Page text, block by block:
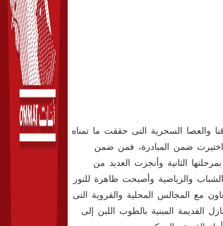
والعصا السحرية التى حققت ما تمناه
اختيرت ضمن المبادرة، فمن ضمن
الثانية وأنجزت العديد من
والرياضية وأصبحت ظاهرة للنور
مع المجالس المحلية والقروية التى
القديمة المبنية بالطوب اللبن إلى